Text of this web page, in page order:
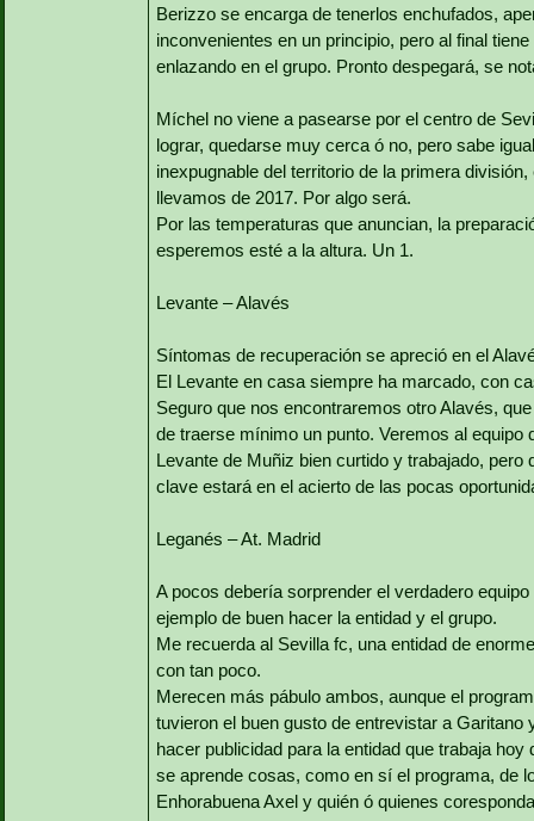
Berizzo se encarga de tenerlos enchufados,
inconvenientes en un principio, pero al final
enlazando en el grupo. Pronto despegará, se
Míchel no viene a pasearse por el centro de
lograr, quedarse muy cerca ó no, pero sabe
inexpugnable del territorio de la primera
llevamos de 2017. Por algo será.
Por las temperaturas que anuncian, la
esperemos esté a la altura. Un 1.
Levante – Alavés
Síntomas de recuperación se apreció en el
El Levante en casa siempre ha marcado, con
Seguro que nos encontraremos otro Alavés,
de traerse mínimo un punto. Veremos al
Levante de Muñiz bien curtido y trabajado,
clave estará en el acierto de las pocas
Leganés – At. Madrid
A pocos debería sorprender el verdadero
ejemplo de buen hacer la entidad y el grupo.
Me recuerda al Sevilla fc, una entidad de
con tan poco.
Merecen más pábulo ambos, aunque el
tuvieron el buen gusto de entrevistar a Garitano
hacer publicidad para la entidad que trabaja
se aprende cosas, como en sí el programa, de
Enhorabuena Axel y quién ó quienes